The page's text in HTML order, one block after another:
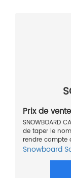
Prix de
SNOWBOARD
de taper le
rendre compte
Snowboard